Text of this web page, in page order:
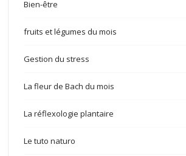
Bien-être
fruits et légumes du mois
Gestion du stress
La fleur de Bach du mois
La réflexologie plantaire
Le tuto naturo